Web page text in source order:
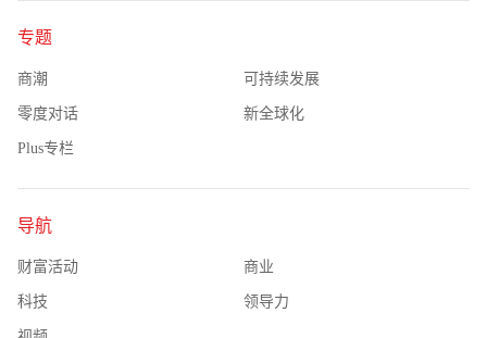
专题
商潮 可持续发展
零度对话 新全球化
Plus专栏
导航
财富活动 商业
科技 领导力